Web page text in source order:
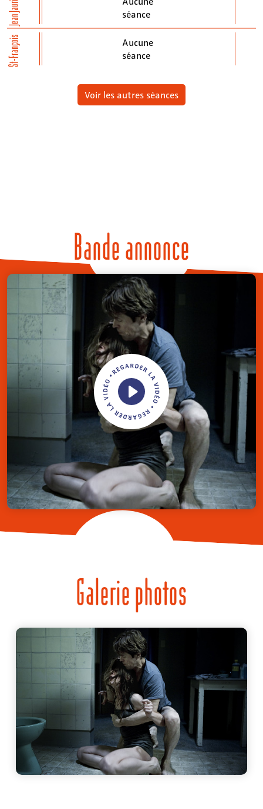
Jean Jaurès
St-François
séance
Aucune
séance
Voir les autres séances
Bande annonce
Galerie photos